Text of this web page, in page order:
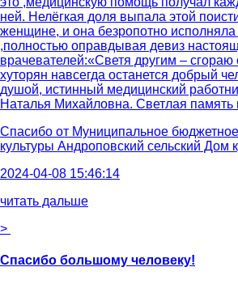
ней. Нелёгкая доля выпала этой
женщине, и она безропотно исполняла
,полностью оправдывая девиз
врачевателей:«Светя другим –
хуторян навсегда останется добрый
душой, истинный медицинский
Наталья Михайловна. Светлая память
Спасибо от Муниципальное
культуры Андроповский сельский Дом
2024-04-08 15:46:14
читать дальше
>
Спасибо большому человеку!